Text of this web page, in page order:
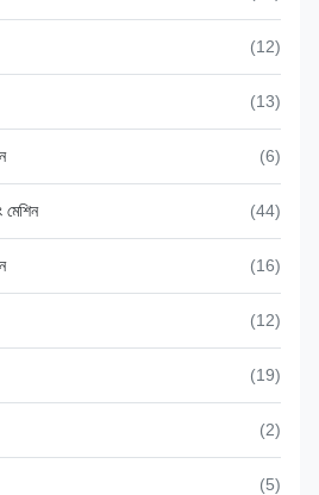
(12)
(13)
(6)
মেশিন (44)
(16)
(12)
(19)
(2)
(5)